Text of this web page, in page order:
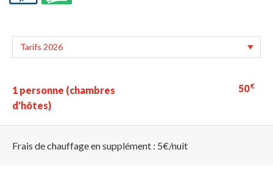
1 personne (chambres
d'hôtes)
50€
Frais de chauffage en supplément : 5€/nuit